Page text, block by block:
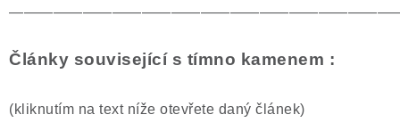
Články související s tímno kamenem :
(kliknutím na text níže otevřete daný článek)